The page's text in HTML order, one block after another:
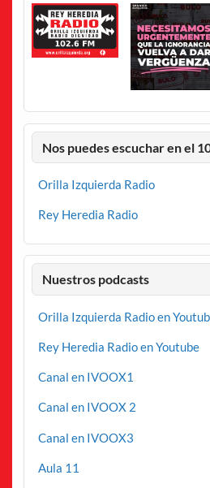
Nos puedes escuchar en el
Orilla Izquierda Radio
Rey Heredia Radio
Nuestros podcasts
Orilla Izquierda Radio en
Rey Heredia Radio en Youtube
Canal en IVOOX1
Canal en IVOOX 2
Canal en IVOOX3
Aula 11